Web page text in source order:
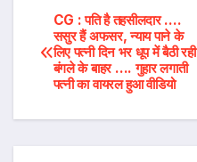
Post
navigation
CG : पति है तहसीलदार ….
ससुर हैं अफसर, न्याय पाने के
लिए पत्नी दिन भर धूप में बैठी रही
बंगले के बाहर …. गुहार लगाती
पत्नी का वायरल हुआ वीडियो